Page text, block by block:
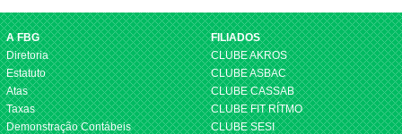
A FBG
Diretoria
Estatuto
Atas
Taxas
Demonstração Contábeis
FILIADOS
CLUBE AKROS
CLUBE ASBAC
CLUBE CASSAB
CLUBE FIT RÍTMO
CLUBE SESI